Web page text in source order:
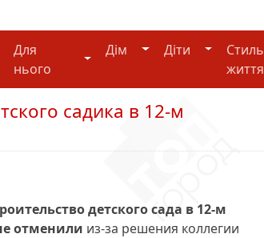
неї
Для
нього
Для нього
Дім Дім Діти ДітиСтиль
життя
садика в 12-м
детского сада в 12-м
отменили из-за решения коллегии